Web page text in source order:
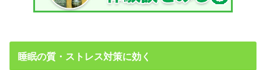
睡眠の質・ストレス対策に効く